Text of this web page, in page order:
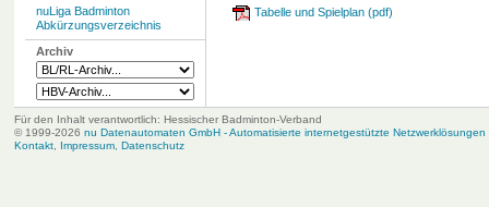
nuLiga Badminton
Abkürzungsverzeichnis
Archiv
Tabelle und Spielplan (pdf)
Für den Inhalt verantwortlich: Hessischer Badminton-Verband
© 1999-2026 nu Datenautomaten GmbH - Automatisierte internetgestützte Netzwerklösungen
Kontakt, Impressum, Datenschutz